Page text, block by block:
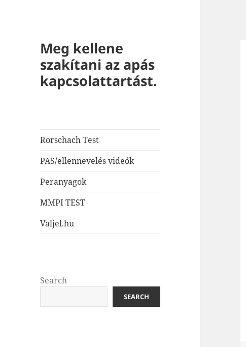
Meg kellene
szakítani az apás
kapcsolattartást.
Rorschach Test
PAS/ellennevelés videók
Peranyagok
MMPI TEST
Valjel.hu
Search
SEARCH